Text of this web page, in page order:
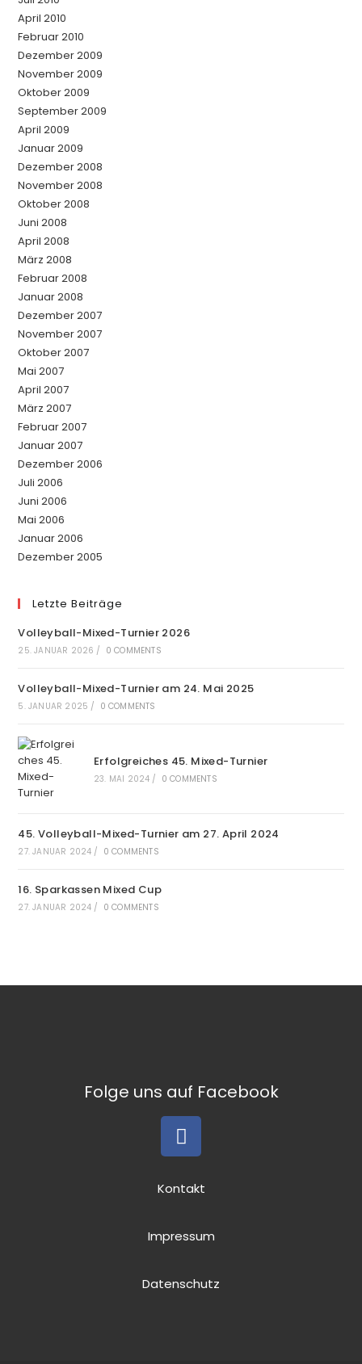
April 2010
Februar 2010
Dezember 2009
November 2009
Oktober 2009
September 2009
April 2009
Januar 2009
Dezember 2008
November 2008
Oktober 2008
Juni 2008
April 2008
März 2008
Februar 2008
Januar 2008
Dezember 2007
November 2007
Oktober 2007
Mai 2007
April 2007
März 2007
Februar 2007
Januar 2007
Dezember 2006
Juli 2006
Juni 2006
Mai 2006
Januar 2006
Dezember 2005
Letzte Beiträge
Volleyball-Mixed-Turnier 2026
25. JANUAR 2026 / 0 COMMENTS
Volleyball-Mixed-Turnier am 24. Mai 2025
5. JANUAR 2025 / 0 COMMENTS
Erfolgreiches 45. Mixed-Turnier
23. MAI 2024 / 0 COMMENTS
45. Volleyball-Mixed-Turnier am 27. April 2024
27. JANUAR 2024 / 0 COMMENTS
16. Sparkassen Mixed Cup
27. JANUAR 2024 / 0 COMMENTS
Folge uns auf Facebook
Kontakt
Impressum
Datenschutz